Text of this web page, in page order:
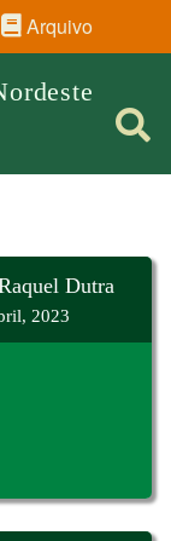
Arquivo
Dutra
2023